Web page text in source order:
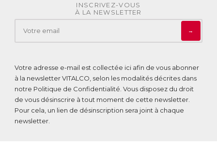
INSCRIVEZ-VOUS
À LA NEWSLETTER
→
Votre adresse e-mail est collectée ici afin de vous abonner
à la newsletter VITALCO, selon les modalités décrites dans
notre Politique de Confidentialité . Vous disposez du droit
de vous désinscrire à tout moment de cette newsletter.
Pour cela, un lien de désinscription sera joint à chaque
newsletter.